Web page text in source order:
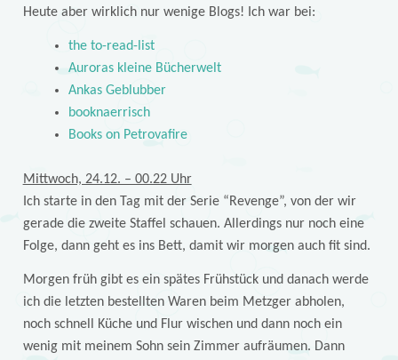
Heute aber wirklich nur wenige Blogs! Ich war bei:
the to-read-list
Auroras kleine Bücherwelt
Ankas Geblubber
booknaerrisch
Books on Petrovafire
Mittwoch, 24.12. – 00.22 Uhr
Ich starte in den Tag mit der Serie “Revenge”, von der wir
gerade die zweite Staffel schauen. Allerdings nur noch eine
Folge, dann geht es ins Bett, damit wir morgen auch fit sind.
Morgen früh gibt es ein spätes Frühstück und danach werde
ich die letzten bestellten Waren beim Metzger abholen,
noch schnell Küche und Flur wischen und dann noch ein
wenig mit meinem Sohn sein Zimmer aufräumen. Dann